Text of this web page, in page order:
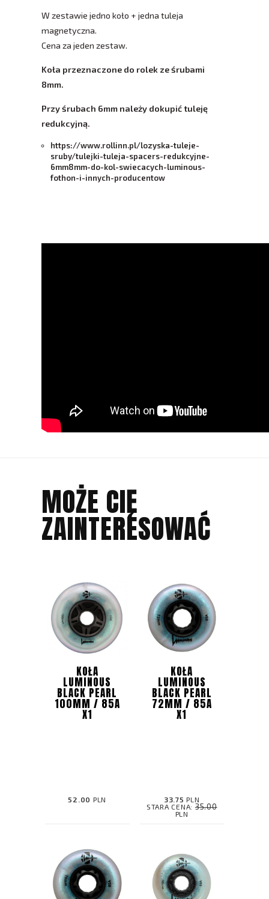
W zestawie jedno koło + jedna tuleja
magnetyczna.
​Cena za jeden zestaw.
Koła przeznaczone do rolek ze śrubami
8mm.
Przy śrubach 6mm należy dokupić tuleję
redukcyjną.
https://www.rollinn.pl/lozyska-tuleje-
sruby/tulejki-tuleja-spacers-redukcyjne-
6mm8mm-do-kol-swiecacych-luminous-
fothon-i-innych-producentow
MOŻE CIĘ
ZAINTERESOWAĆ
KOŁA
LUMINOUS
BLACK PEARL
100MM / 85A
X1
52.00 PLN
KOŁA
LUMINOUS
BLACK PEARL
72MM / 85A
X1
33.75 PLN
STARA CENA:35.00
PLN